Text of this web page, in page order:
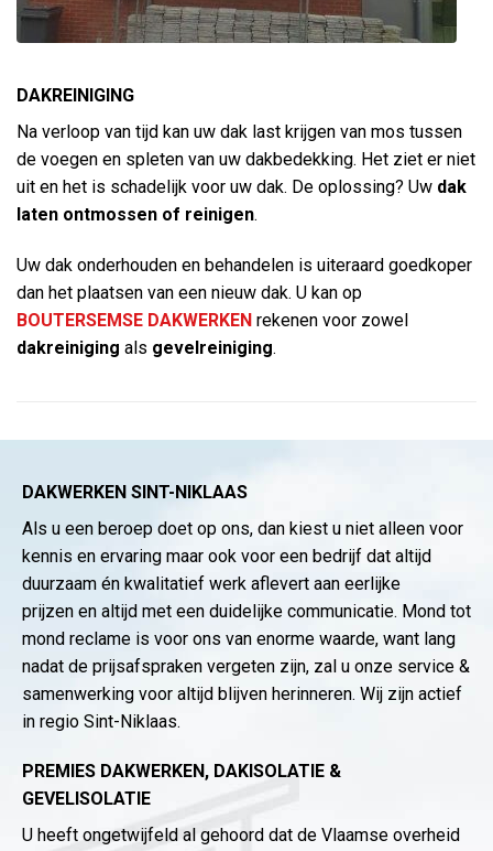
DAKREINIGING
Na verloop van tijd kan uw dak last krijgen van mos tussen
de voegen en spleten van uw dakbedekking. Het ziet er niet
uit en het is schadelijk voor uw dak. De oplossing? Uw dak
laten ontmossen of reinigen.
Uw dak onderhouden en behandelen is uiteraard goedkoper
dan het plaatsen van een nieuw dak. U kan op
BOUTERSEMSE DAKWERKEN rekenen voor zowel
dakreiniging als gevelreiniging.
DAKWERKEN SINT-NIKLAAS
Als u een beroep doet op ons, dan kiest u niet alleen voor
kennis en ervaring maar ook voor een bedrijf dat altijd
duurzaam én kwalitatief werk aflevert aan eerlijke
prijzen en altijd met een duidelijke communicatie. Mond tot
mond reclame is voor ons van enorme waarde, want lang
nadat de prijsafspraken vergeten zijn, zal u onze service &
samenwerking voor altijd blijven herinneren. Wij zijn actief
in regio Sint-Niklaas.
PREMIES DAKWERKEN, DAKISOLATIE &
GEVELISOLATIE
U heeft ongetwijfeld al gehoord dat de Vlaamse overheid